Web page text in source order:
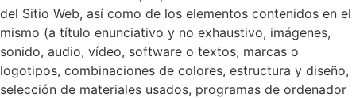
del Sitio Web, así como de los elementos contenidos en el
mismo (a título enunciativo y no exhaustivo, imágenes,
sonido, audio, vídeo, software o textos, marcas o
logotipos, combinaciones de colores, estructura y diseño,
selección de materiales usados, programas de ordenador